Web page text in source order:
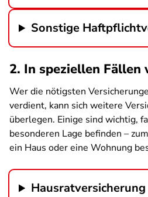
Sonstige
2. In speziellen Fällen
Wer die nötigsten
verdient, kann sich weitere
überlegen. Einige sind wichtig,
besonderen Lage befinden –
ein Haus oder eine Wohnung
Hausratversicherung